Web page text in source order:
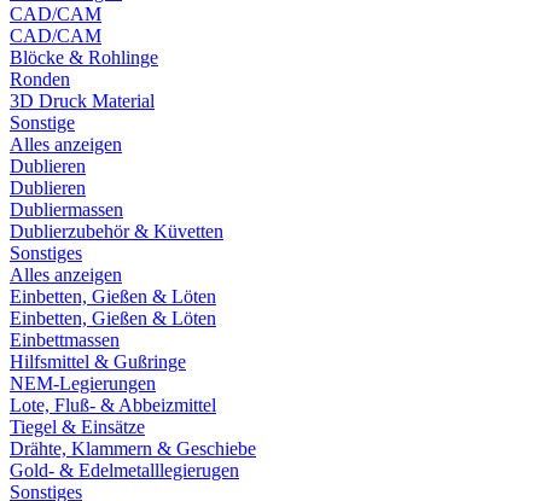
CAD/CAM
CAD/CAM
Blöcke & Rohlinge
Ronden
3D Druck Material
Sonstige
Alles anzeigen
Dublieren
Dublieren
Dubliermassen
Dublierzubehör & Küvetten
Sonstiges
Alles anzeigen
Einbetten, Gießen & Löten
Einbetten, Gießen & Löten
Einbettmassen
Hilfsmittel & Gußringe
NEM-Legierungen
Lote, Fluß- & Abbeizmittel
Tiegel & Einsätze
Drähte, Klammern & Geschiebe
Gold- & Edelmetalllegierugen
Sonstiges